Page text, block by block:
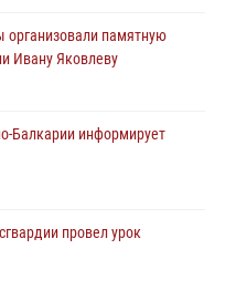
организовали памятную
Ивану Яковлеву
Балкарии информирует
провел урок